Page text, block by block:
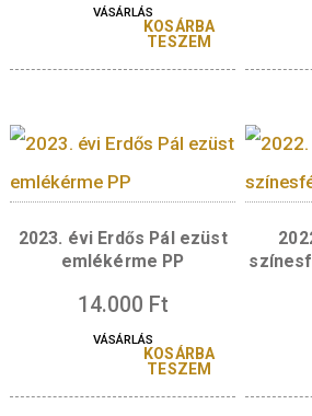
A sorozat további
2023. évi Raoul Bott
5.700 Ft
VÁSÁRLÁS
TESZEM